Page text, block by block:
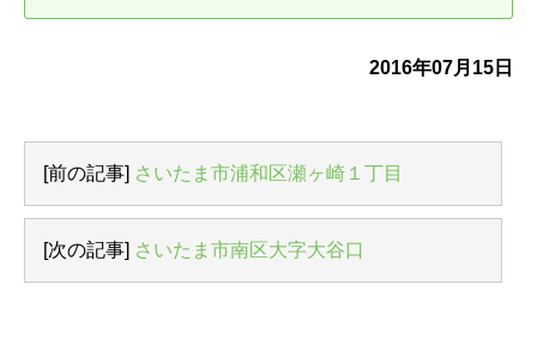
2016年07月15日
[前の記事] さいたま市浦和区瀬ヶ崎１丁目
[次の記事] さいたま市南区大字大谷口